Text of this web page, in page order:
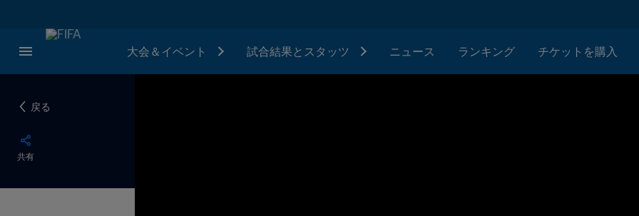
大会＆イベント 試合結果とスタッツ ニュース ランキング チケットを購入
戻る
共有